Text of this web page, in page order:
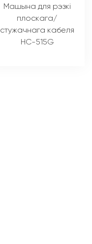
Машына для рэзкі
плоскага/
стужачнага кабеля
HC-515G